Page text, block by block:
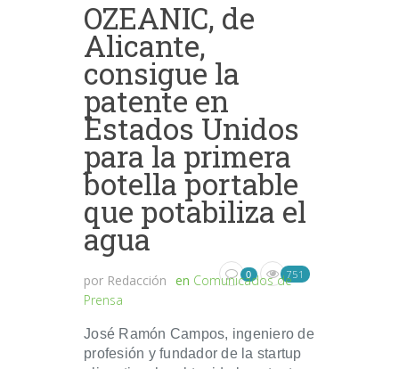
OZEANIC, de
Alicante,
consigue la
patente en
Estados Unidos
para la primera
botella portable
que potabiliza el
agua
por Redacción en Comunicados de
Prensa
0 751
José Ramón Campos, ingeniero de
profesión y fundador de la startup